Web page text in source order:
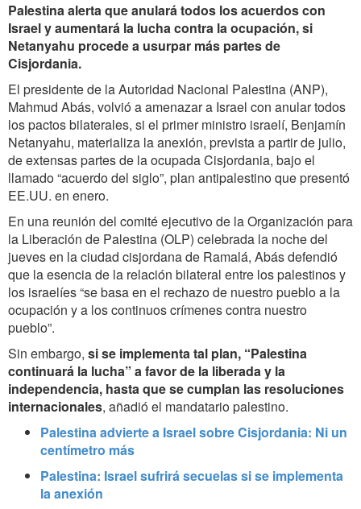
Palestina alerta que anulará todos los acuerdos con
Israel y aumentará la lucha contra la ocupación, si
Netanyahu procede a usurpar más partes de
Cisjordania.
El presidente de la Autoridad Nacional Palestina (ANP),
Mahmud Abás, volvió a amenazar a Israel con anular todos
los pactos bilaterales, si el primer ministro israelí, Benjamín
Netanyahu, materializa la anexión, prevista a partir de julio,
de extensas partes de la ocupada Cisjordania, bajo el
llamado “acuerdo del siglo”, plan antipalestino que presentó
EE.UU. en enero.
En una reunión del comité ejecutivo de la Organización para
la Liberación de Palestina (OLP) celebrada la noche del
jueves en la ciudad cisjordana de Ramalá, Abás defendió
que la esencia de la relación bilateral entre los palestinos y
los israelíes “se basa en el rechazo de nuestro pueblo a la
ocupación y a los continuos crímenes contra nuestro
pueblo”.
Sin embargo, si se implementa tal plan, “Palestina
continuará la lucha” a favor de la liberada y la
independencia, hasta que se cumplan las resoluciones
internacionales, añadió el mandatario palestino.
Palestina advierte a Israel sobre Cisjordania: Ni un
centímetro más
Palestina: Israel sufrirá secuelas si se implementa
la anexión